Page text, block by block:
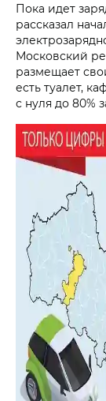
Пока идет
рассказал
Московский
размещает
есть туалет,
с нуля до 80%